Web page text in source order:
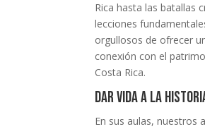
Rica hasta las batallas
lecciones
orgullosos de ofrecer
conexión con el
Costa Rica.
Dar vida a la
En sus aulas, nuestros